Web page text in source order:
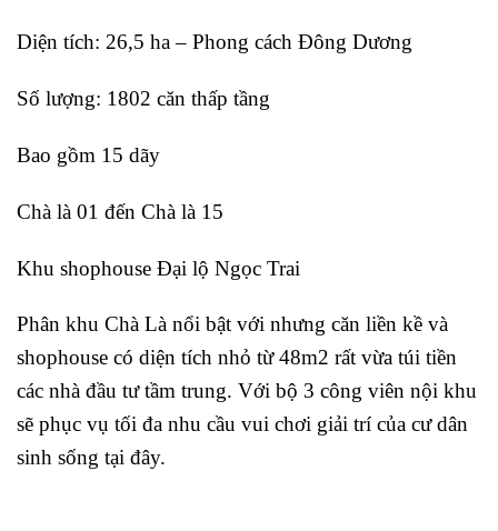
Diện tích: 26,5 ha – Phong cách Đông Dương
Số lượng: 1802 căn thấp tầng
Bao gồm 15 dãy
Chà là 01 đến Chà là 15
Khu shophouse Đại lộ Ngọc Trai
Phân khu Chà Là nổi bật với nhưng căn liền kề và
shophouse có diện tích nhỏ từ 48m2 rất vừa túi tiền
các nhà đầu tư tầm trung. Với bộ 3 công viên nội khu
sẽ phục vụ tối đa nhu cầu vui chơi giải trí của cư dân
sinh sống tại đây.